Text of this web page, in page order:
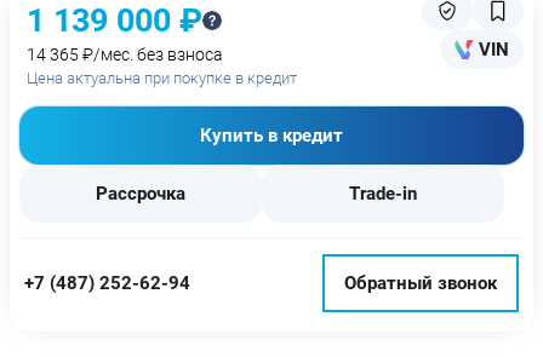
1 139 000 ₽
14 365 ₽/мес. без взноса
Цена актуальна при покупке в кредит
VIN
Купить в кредит
Рассрочка Trade-in
+7 (487) 252-62-94 Обратный звонок